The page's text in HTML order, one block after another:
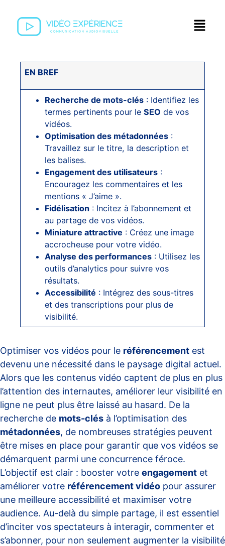
EN BREF
Recherche de mots-clés : Identifiez les
termes pertinents pour leSEO de vos
vidéos.
Optimisation des métadonnées :
Travaillez sur le titre, la description et
les balises.
Engagement des utilisateurs :
Encouragez les commentaires et les
mentions « J’aime ».
Fidélisation : Incitez à l’abonnement et
au partage de vos vidéos.
Miniature attractive : Créez une image
accrocheuse pour votre vidéo.
Analyse des performances : Utilisez les
outils d’analytics pour suivre vos
résultats.
Accessibilité : Intégrez des sous-titres
et des transcriptions pour plus de
visibilité.
Optimiser vos vidéos pour le référencement est
devenu une nécessité dans le paysage digital actuel.
Alors que les contenus vidéo captent de plus en plus
l’attention des internautes, améliorer leur visibilité en
ligne ne peut plus être laissé au hasard. De la
recherche de mots-clés à l’optimisation des
métadonnées, de nombreuses stratégies peuvent
être mises en place pour garantir que vos vidéos se
démarquent parmi une concurrence féroce.
L’objectif est clair : booster votre engagement et
améliorer votre référencement vidéo pour assurer
une meilleure accessibilité et maximiser votre
audience. Au-delà du simple partage, il est essentiel
d’inciter vos spectateurs à interagir, commenter et
s’abonner, pour non seulement augmenter la visibilité